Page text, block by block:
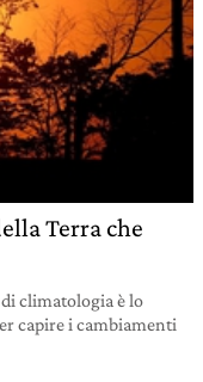
Terra che
climatologia è lo
capire i cambiamenti